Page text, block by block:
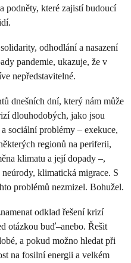
podněty, které zajistí budoucí
odhodlání a nasazení
pandemie, ukazuje, že v
nepředstavitelné.
dnešních dní, který nám může
dlouhodobých, jako jsou
sociální problémy – exekuce,
regionů na periferii,
klimatu a její dopady –,
klimatická migrace. S
problémů nezmizel. Bohužel.
odklad řešení krizí
otázkou buď–anebo. Řešit
a pokud možno hledat při
na fosilní energii a velkém